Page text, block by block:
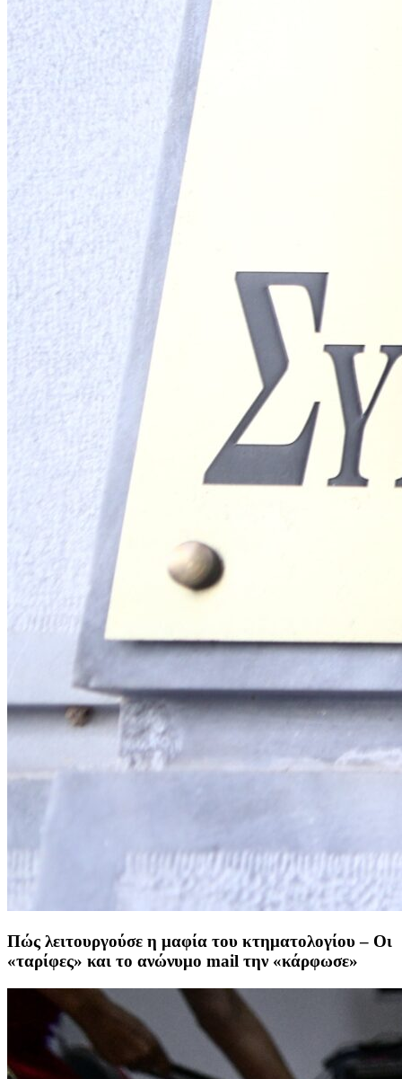
Πώς λειτουργούσε η μαφία του κτηματολογίου – Οι
«ταρίφες» και το ανώνυμο mail την «κάρφωσε»